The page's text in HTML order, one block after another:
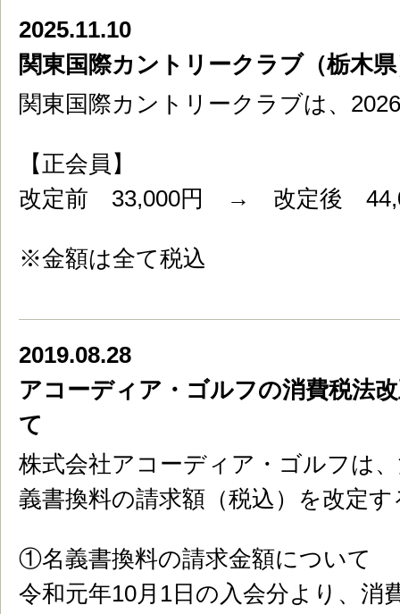
2025.11.10
関東国際カントリークラブ（栃木
関東国際カントリークラブは、
【正会員】
改定前 33,000円 → 改定後
※金額は全て税込
2019.08.28
アコーディア・ゴルフの消費税法
て
株式会社アコーディア・ゴルフは
義書換料の請求額（税込）を改定す
①名義書換料の請求金額について
令和元年10月1日の入会分より、消